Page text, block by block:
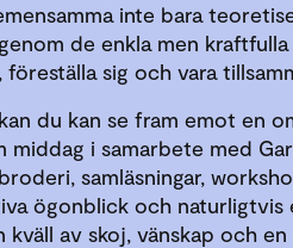
inte bara
de enkla men
föreställa sig och vara
du kan se fram emot en
middag i samarbete med
samläsningar,
ögonblick och naturligtvis
kväll av skoj, vänskap och